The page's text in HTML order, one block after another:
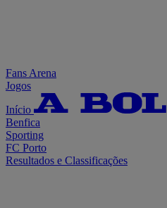
Fans Arena
Jogos
Início
Benfica
Sporting
FC Porto
Resultados e Classificações